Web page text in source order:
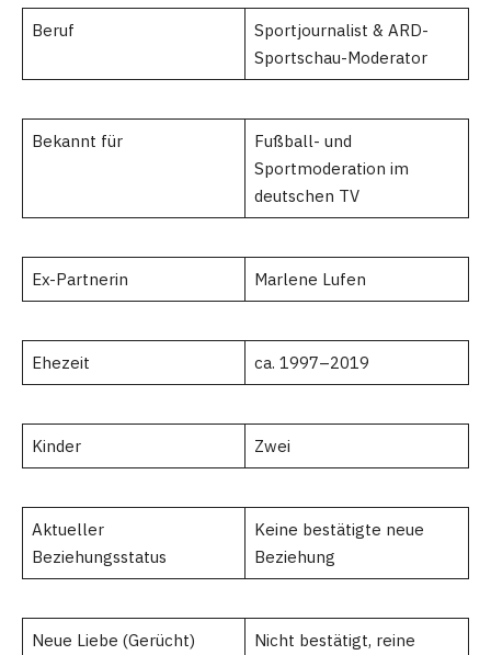
Beruf
Sportjournalist & ARD-
Sportschau-Moderator
Bekannt für
Fußball- und
Sportmoderation im
deutschen TV
Ex-Partnerin Marlene Lufen
Ehezeit ca. 1997–2019
Kinder Zwei
Aktueller
Beziehungsstatus
Keine bestätigte neue
Beziehung
Neue Liebe (Gerücht)
Nicht bestätigt, reine